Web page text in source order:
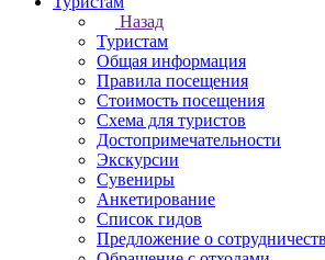
Назад
Туристам
Общая информация
Правила посещения
Стоимость посещения
Схема для туристов
Достопримечательности
Экскурсии
Сувениры
Анкетирование
Список гидов
Предложение о